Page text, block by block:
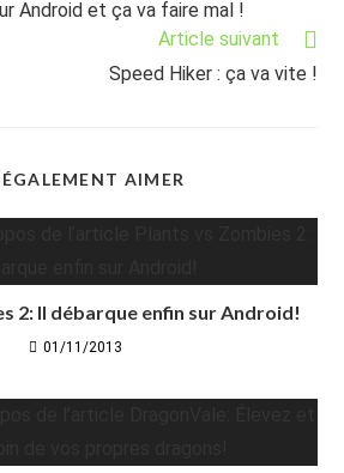
Android et ça va faire mal !
Article suivant
Speed Hiker : ça va vite !
AIMER
2: Il débarque enfin sur Android!
01/11/2013